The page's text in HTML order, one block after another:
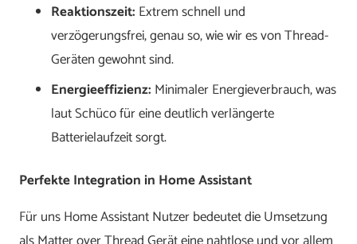
Reaktionszeit: Extrem schnell und
verzögerungsfrei, genau so, wie wir es von Thread-
Geräten gewohnt sind.
Energieeffizienz: Minimaler Energieverbrauch, was
laut Schüco für eine deutlich verlängerte
Batterielaufzeit sorgt.
Perfekte Integration in Home Assistant
Für uns Home Assistant Nutzer bedeutet die Umsetzung